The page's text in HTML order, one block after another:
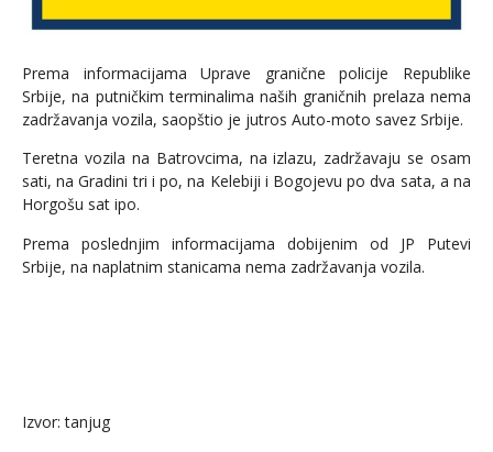
Prema informacijama Uprave granične policije Republike
Srbije, na putničkim terminalima naših graničnih prelaza nema
zadržavanja vozila, saopštio je jutros Auto-moto savez Srbije.
Teretna vozila na Batrovcima, na izlazu, zadržavaju se osam
sati, na Gradini tri i po, na Kelebiji i Bogojevu po dva sata, a na
Horgošu sat ipo.
Prema poslednjim informacijama dobijenim od JP Putevi
Srbije, na naplatnim stanicama nema zadržavanja vozila.
Izvor: tanjug